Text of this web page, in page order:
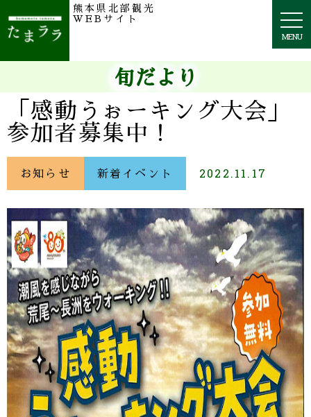
MENU
熊本県北部観光
WEBサイト
旬だより
「感動うぉーキング大会」
参加者募集中！
お知らせ 新着イベント 2022.11.17